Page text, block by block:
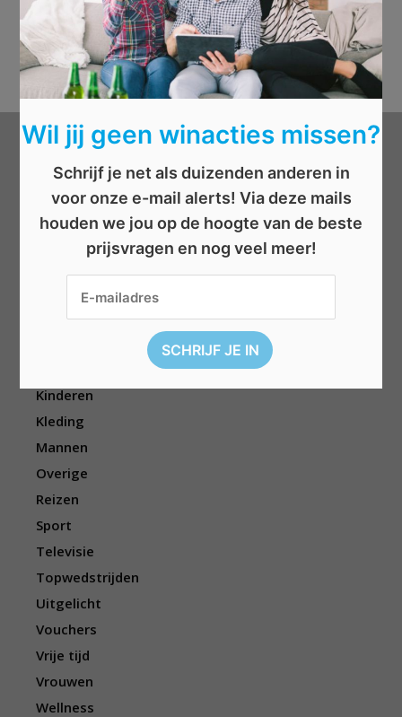
Categorieën
Beauty
Elektronica
Kinderen
Kleding
Mannen
Overige
Reizen
Sport
Televisie
Topwedstrijden
Uitgelicht
Vouchers
Vrije tijd
Vrouwen
Wellness
Wil jij geen winacties missen?
Schrijf je net als duizenden anderen in
voor onze e-mail alerts! Via deze mails
houden we jou op de hoogte van de beste
prijsvragen en nog veel meer!